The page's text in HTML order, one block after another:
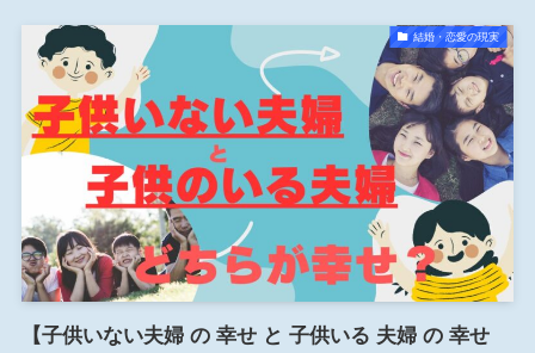
結婚・恋愛の現実
【子供いない夫婦 の 幸せ と 子供いる 夫婦 の 幸せ